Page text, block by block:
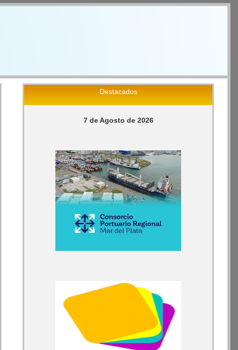
Destacados
7 de Agosto de 2026